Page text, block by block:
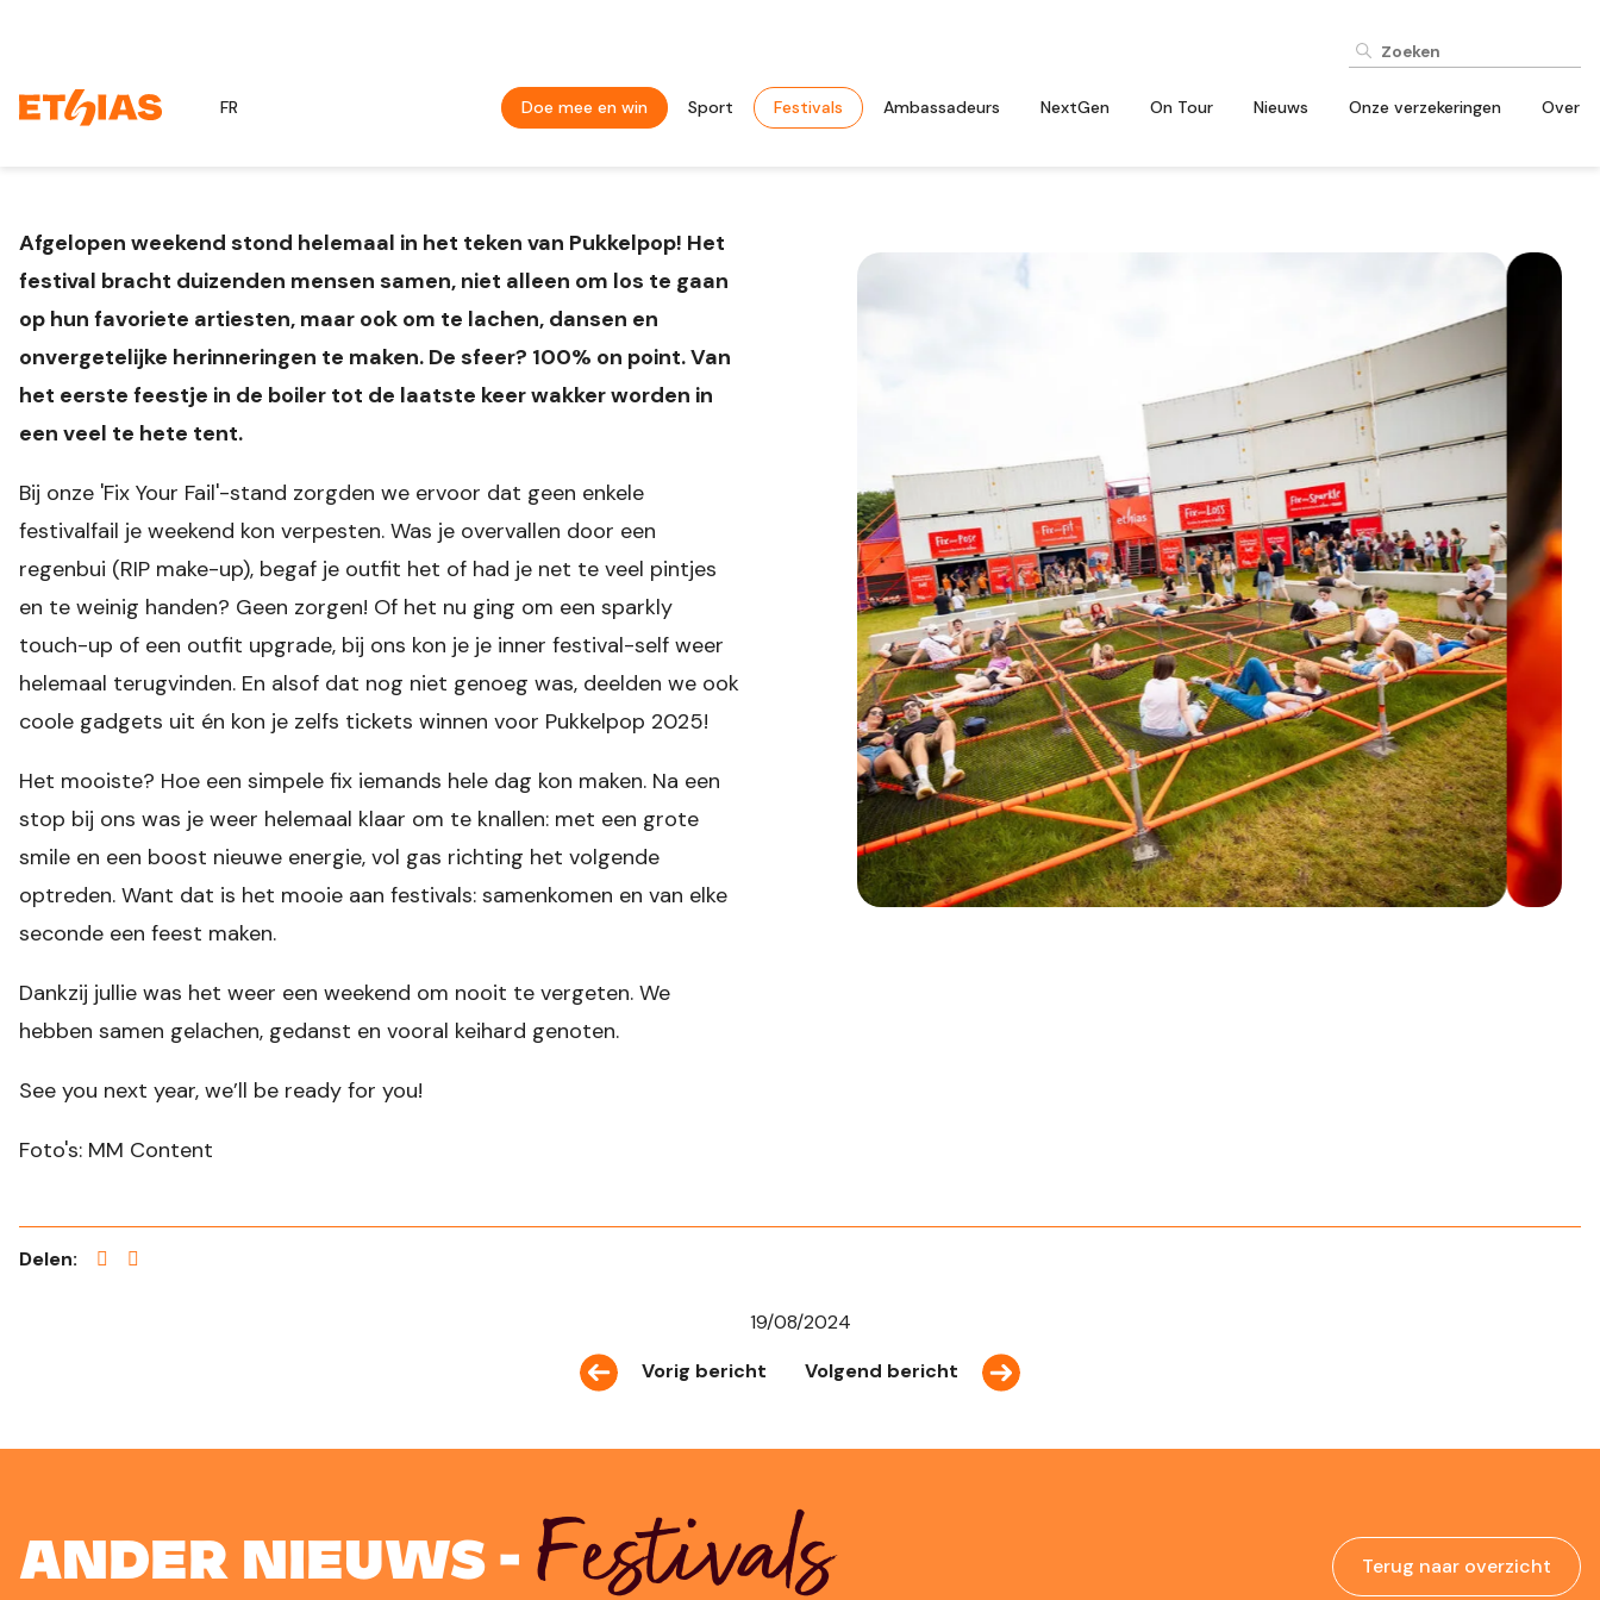
FR Doe mee en win Sport Festivals Ambassadeurs NextGen On Tour Nieuws Onze verzekeringen Over
Afgelopen weekend stond helemaal in het teken van Pukkelpop! Het
festival bracht duizenden mensen samen, niet alleen om los te gaan
op hun favoriete artiesten, maar ook om te lachen, dansen en
onvergetelijke herinneringen te maken. De sfeer? 100% on point. Van
het eerste feestje in de boiler tot de laatste keer wakker worden in
een veel te hete tent.
Bij onze 'Fix Your Fail'-stand zorgden we ervoor dat geen enkele
festivalfail je weekend kon verpesten. Was je overvallen door een
regenbui (RIP make-up), begaf je outfit het of had je net te veel pintjes
en te weinig handen? Geen zorgen! Of het nu ging om een sparkly
touch-up of een outfit upgrade, bij ons kon je je inner festival-self weer
helemaal terugvinden. En alsof dat nog niet genoeg was, deelden we ook
coole gadgets uit én kon je zelfs tickets winnen voor Pukkelpop 2025!
Het mooiste? Hoe een simpele fix iemands hele dag kon maken. Na een
stop bij ons was je weer helemaal klaar om te knallen: met een grote
smile en een boost nieuwe energie, vol gas richting het volgende
optreden. Want dat is het mooie aan festivals: samenkomen en van elke
seconde een feest maken.
Dankzij jullie was het weer een weekend om nooit te vergeten. We
hebben samen gelachen, gedanst en vooral keihard genoten.
See you next year, we’ll be ready for you!
Foto's: MM Content
Delen:
19/08/2024
Vorig bericht
Volgend bericht
Ander nieuws - Festivals Terug naar overzicht